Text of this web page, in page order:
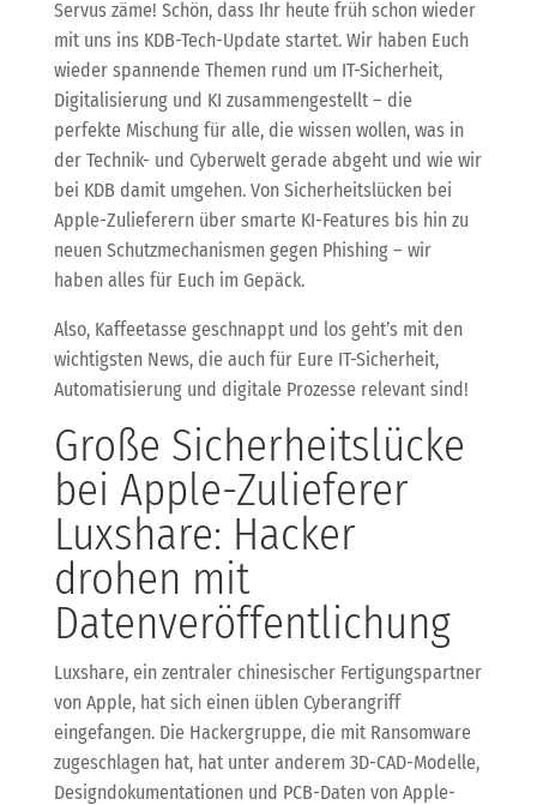
Servus zäme! Schön, dass Ihr heute früh schon wieder
mit uns ins KDB-Tech-Update startet. Wir haben Euch
wieder spannende Themen rund um IT-Sicherheit,
Digitalisierung und KI zusammengestellt – die
perfekte Mischung für alle, die wissen wollen, was in
der Technik- und Cyberwelt gerade abgeht und wie wir
bei KDB damit umgehen. Von Sicherheitslücken bei
Apple-Zulieferern über smarte KI-Features bis hin zu
neuen Schutzmechanismen gegen Phishing – wir
haben alles für Euch im Gepäck.
Also, Kaffeetasse geschnappt und los geht’s mit den
wichtigsten News, die auch für Eure IT-Sicherheit,
Automatisierung und digitale Prozesse relevant sind!
Große Sicherheitslücke
bei Apple-Zulieferer
Luxshare: Hacker
drohen mit
Datenveröffentlichung
Luxshare, ein zentraler chinesischer Fertigungspartner
von Apple, hat sich einen üblen Cyberangriff
eingefangen. Die Hackergruppe, die mit Ransomware
zugeschlagen hat, hat unter anderem 3D-CAD-Modelle,
Designdokumentationen und PCB-Daten von Apple-